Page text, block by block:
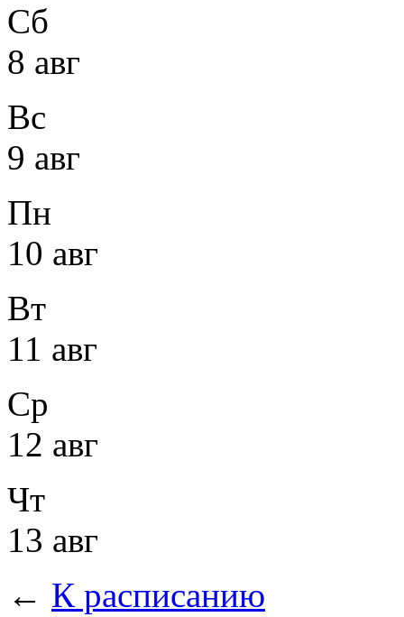
Сб
8 авг
Вс
9 авг
Пн
10 авг
Вт
11 авг
Ср
12 авг
Чт
13 авг
← К расписанию